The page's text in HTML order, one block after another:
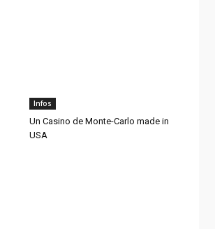
Infos
Un Casino de Monte-Carlo made in
USA